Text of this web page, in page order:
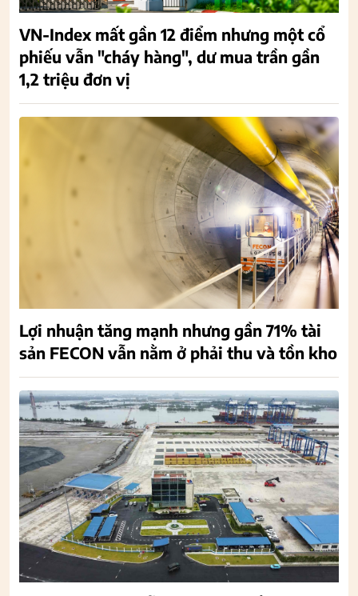
VN-Index mất gần 12 điểm nhưng một cổ
phiếu vẫn "cháy hàng", dư mua trần gần
1,2 triệu đơn vị
Lợi nhuận tăng mạnh nhưng gần 71% tài
sản FECON vẫn nằm ở phải thu và tồn kho